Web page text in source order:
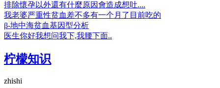
排除懷孕以外還有什麼原因會造成想吐....
我老婆严重性贫血差不多有一个月了目前吃的
β-地中海贫血基因型分析
医生你好我想问我下,我腰下面..
柠檬知识
zhishi